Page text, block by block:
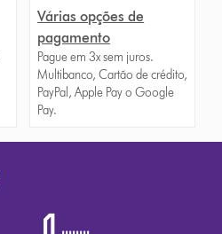
Várias opções de
pagamento
Pague em 3x sem juros.
Multibanco, Cartão de crédito,
PayPal, Apple Pay o Google
Pay.